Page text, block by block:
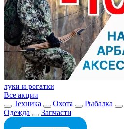
луки и рогатки
Все акции
Техника
Охота Рыбалка
Одежда
Запчасти